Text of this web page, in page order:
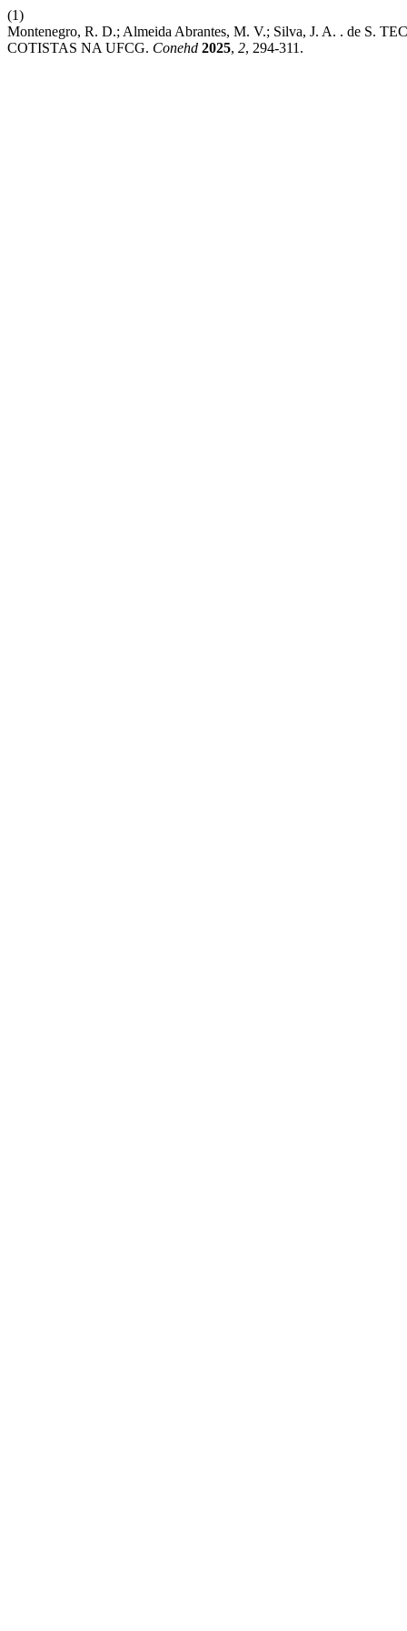
(1)
Montenegro, R. D.; Almeida Abrantes, M. V.; Silva, J. A. . de S.
COTISTAS NA UFCG. Conehd 2025, 2, 294-311.